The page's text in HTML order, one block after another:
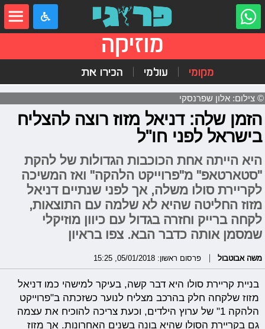
מוזיקה
מקומי עולמי הכירו את
© צילום: אלון שפרנסקי
הזמן שלה: דניאל מזוז רוצה להצליח
בישראל לפני חו"ל
היא הייתה אחת הכוכבות הגדולות של להקת
"סטארטאפ" מ"פרוייקט הלהקה" ואז המשיכה
לקריירת סולו משלה, אך לפני שנתיים דניאל
מזוז החליטה שהיא לא שלמה עם התוצאות,
לקחה ברייק וחזרה בגדול עם כיוון מוזיקלי
שמסמן אותה כדבר הבא. צפו בראיון
משה אבוטבול פרסום ראשון: 05/01/2018, 15:25
בניית קריירת סולו היא דבר קשה, בעיקר למישהי כמו דניאל
מזוז שלקחה חלק בהרכב מצליח לנוער כשזכתה ב"פרוייקט
הלהקה 1" של ערוץ הילדים, וכעת צריכה להוכיח את עצמה
גם בקריירת הסולו שהיא בונה בשנים האחרונות. אך מזוז